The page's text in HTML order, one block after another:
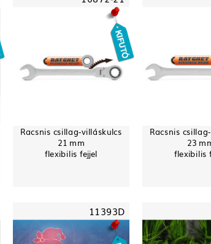
Racsnis csillag-villáskulcs
21 mm
flexibilis fejjel
Racsnis
23
flexibilis
11393D